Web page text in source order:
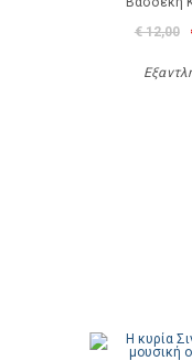
€ 12,00